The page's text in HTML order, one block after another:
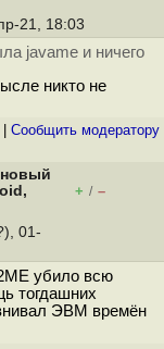
21, 18:03
javame и ничего
никто не
Cообщить модератору
новый
+ / –
01-
убило всю
тогдашних
ЭВМ времён